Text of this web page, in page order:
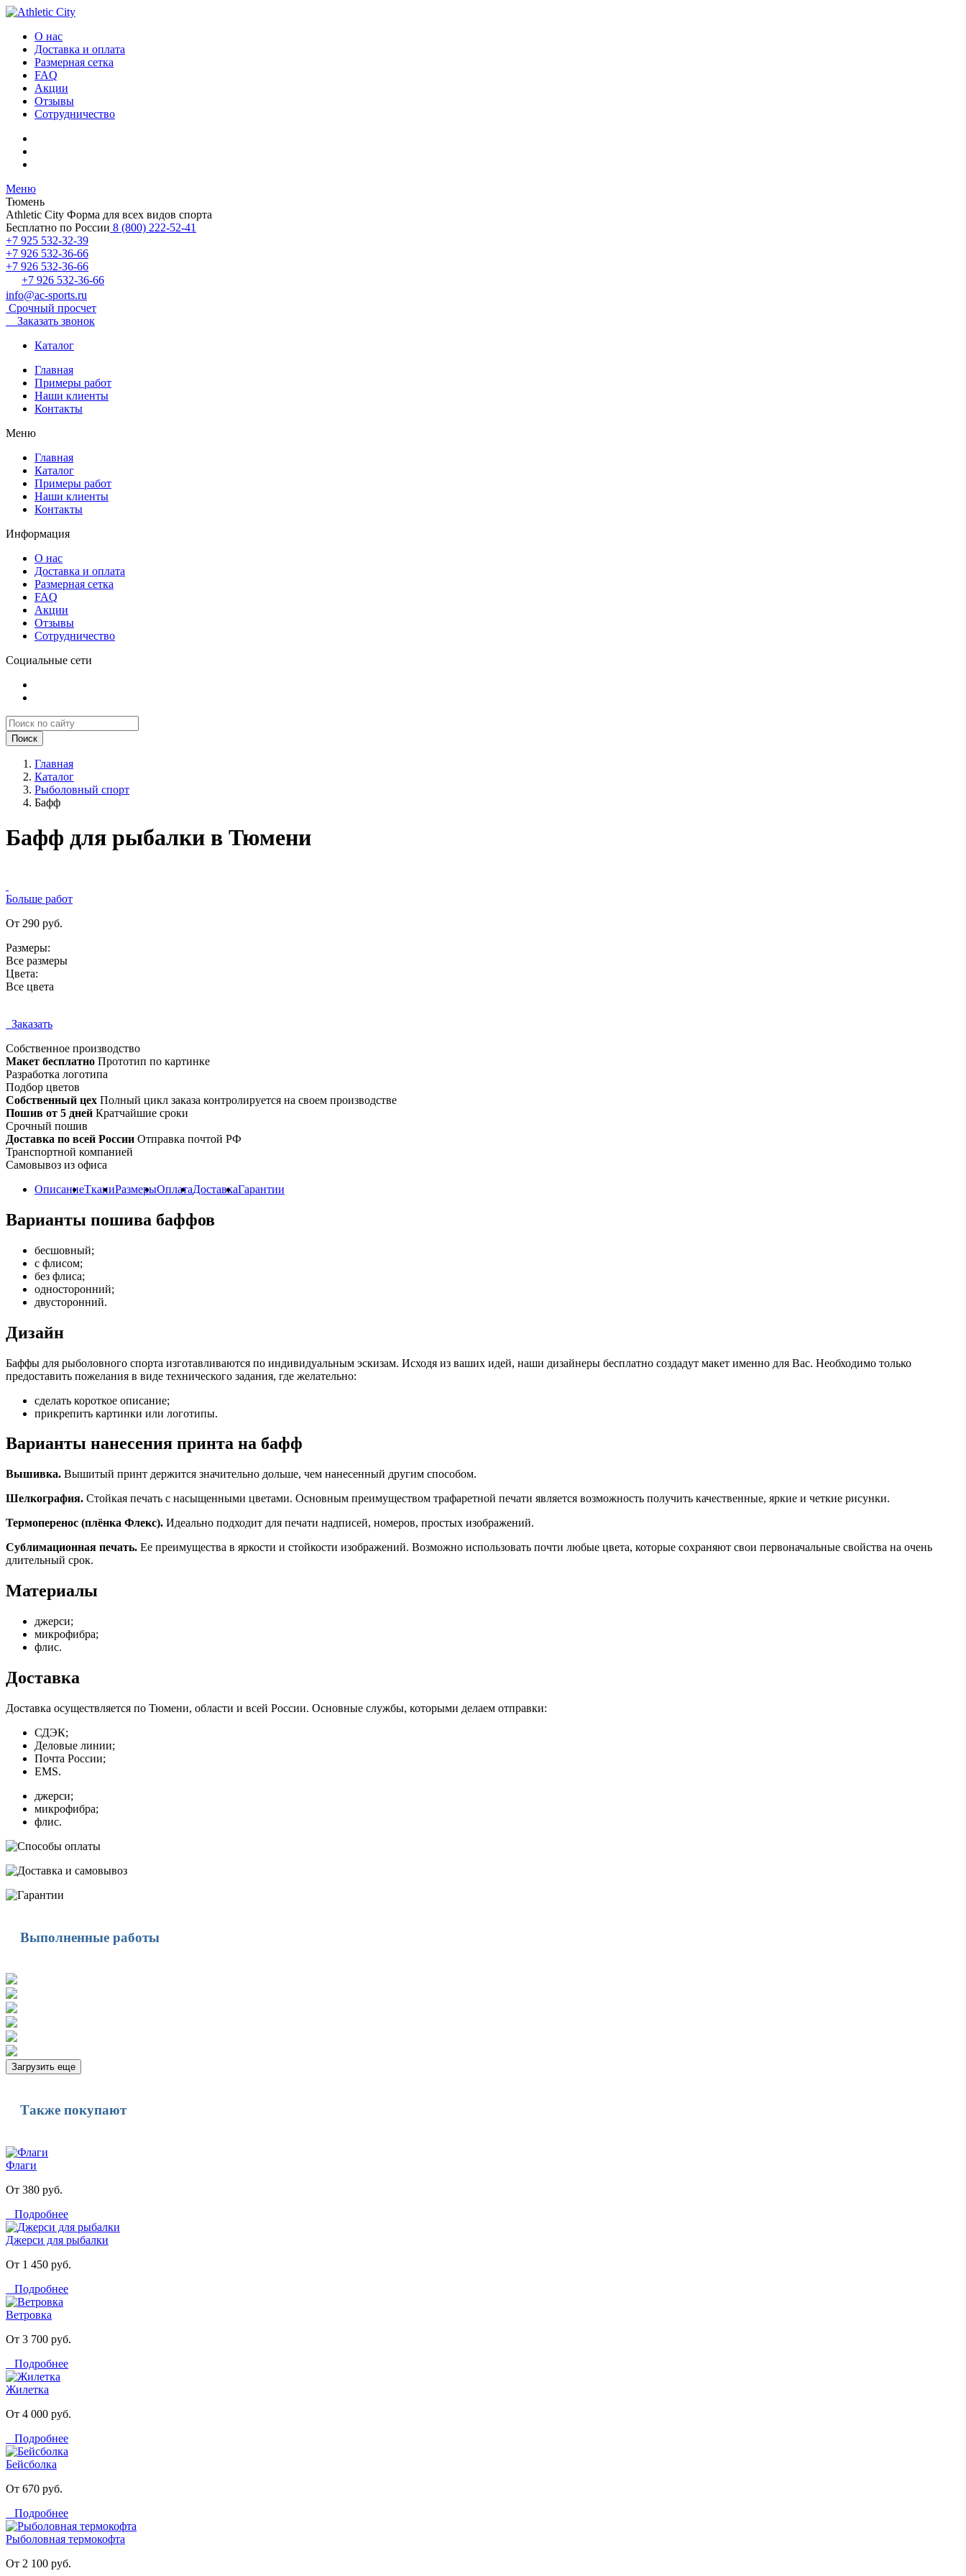
О нас
Доставка и оплата
Размерная сетка
FAQ
Акции
Отзывы
Сотрудничество
Меню
Тюмень
Athletic City Форма для всех видов спорта
Бесплатно по России 8 (800) 222-52-41
+7 925 532-32-39
+7 926 532-36-66
+7 926 532-36-66
+7 926 532-36-66
info@ac-sports.ru
Срочный просчет
Заказать звонок
Каталог
Главная
Примеры работ
Наши клиенты
Контакты
Меню
Главная
Каталог
Примеры работ
Наши клиенты
Контакты
Информация
О нас
Доставка и оплата
Размерная сетка
FAQ
Акции
Отзывы
Сотрудничество
Социальные сети
Поиск
Главная
Каталог
Рыболовный спорт
Бафф
Бафф для рыбалки в Тюмени
Больше работ
От 290 руб.
Размеры:
Все размеры
Цвета:
Все цвета
Заказать
Собственное производство
Макет бесплатно Прототип по картинке
Разработка логотипа
Подбор цветов
Собственный цех Полный цикл заказа контролируется на своем производстве
Пошив от 5 дней Кратчайшие сроки
Срочный пошив
Доставка по всей России Отправка почтой РФ
Транспортной компанией
Самовывоз из офиса
ОписаниеТканиРазмерыОплатаДоставкаГарантии
Варианты пошива баффов
бесшовный;
с флисом;
без флиса;
односторонний;
двусторонний.
Дизайн
Баффы для рыболовного спорта изготавливаются по индивидуальным эскизам. Исходя из ваших идей, наши дизайнеры бесплатно создадут макет именно для Вас. Необходимо только
предоставить пожелания в виде технического задания, где желательно:
сделать короткое описание;
прикрепить картинки или логотипы.
Варианты нанесения принта на бафф
Вышивка. Вышитый принт держится значительно дольше, чем нанесенный другим способом.
Шелкография. Стойкая печать с насыщенными цветами. Основным преимуществом трафаретной печати является возможность получить качественные, яркие и четкие рисунки.
Термоперенос (плёнка Флекс). Идеально подходит для печати надписей, номеров, простых изображений.
Сублимационная печать. Ее преимущества в яркости и стойкости изображений. Возможно использовать почти любые цвета, которые сохраняют свои первоначальные свойства на очень
длительный срок.
Материалы
джерси;
микрофибра;
флис.
Доставка
Доставка осуществляется по Тюмени, области и всей России. Основные службы, которыми делаем отправки:
СДЭК;
Деловые линии;
Почта России;
EMS.
джерси;
микрофибра;
флис.
Выполненные работы
Загрузить еще
Также покупают
Флаги
От 380 руб.
Подробнее
Джерси для рыбалки
От 1 450 руб.
Подробнее
Ветровка
От 3 700 руб.
Подробнее
Жилетка
От 4 000 руб.
Подробнее
Бейсболка
От 670 руб.
Подробнее
Рыболовная термокофта
От 2 100 руб.